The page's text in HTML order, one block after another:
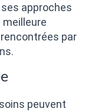
approches
meilleure
par
peuvent